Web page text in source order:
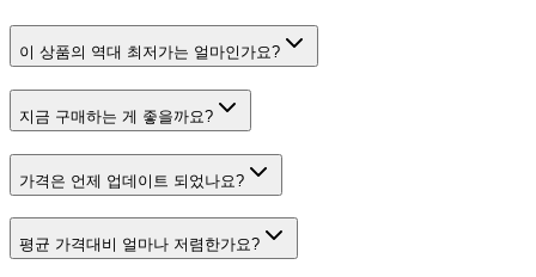
이 상품의 역대 최저가는 얼마인가요?
지금 구매하는 게 좋을까요?
가격은 언제 업데이트 되었나요?
평균 가격대비 얼마나 저렴한가요?